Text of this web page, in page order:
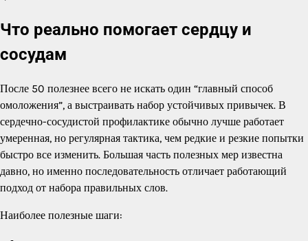
Что реально помогает сердцу и
сосудам
После 50 полезнее всего не искать один “главный способ
омоложения”, а выстраивать набор устойчивых привычек. В
сердечно-сосудистой профилактике обычно лучше работает
умеренная, но регулярная тактика, чем редкие и резкие попытки
быстро все изменить. Большая часть полезных мер известна
давно, но именно последовательность отличает работающий
подход от набора правильных слов.
Наиболее полезные шаги: